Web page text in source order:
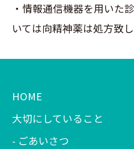
・情報通信機器を用いた
いては向精神薬は処方致し
HOME
大切にしていること
ごあいさつ